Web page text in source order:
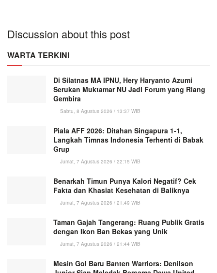
Discussion about this post
WARTA TERKINI
Di Silatnas MA IPNU, Hery Haryanto Azumi
Serukan Muktamar NU Jadi Forum yang Riang
Gembira
Sabtu, 8 Agustus 2026 / 13:37 WIB
Piala AFF 2026: Ditahan Singapura 1-1,
Langkah Timnas Indonesia Terhenti di Babak
Grup
Jumat, 7 Agustus 2026 / 22:15 WIB
Benarkah Timun Punya Kalori Negatif? Cek
Fakta dan Khasiat Kesehatan di Baliknya
Jumat, 7 Agustus 2026 / 21:49 WIB
Taman Gajah Tangerang: Ruang Publik Gratis
dengan Ikon Ban Bekas yang Unik
Jumat, 7 Agustus 2026 / 21:44 WIB
Mesin Gol Baru Banten Warriors: Denilson